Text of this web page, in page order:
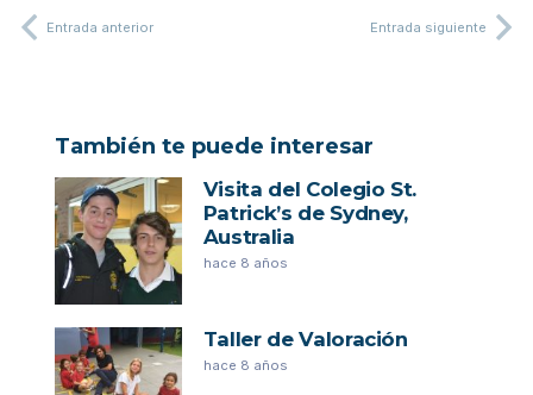
Entrada anterior Entrada siguiente
También te puede interesar
Visita del Colegio St.
Patrick’s de Sydney,
Australia
hace 8 años
Taller de Valoración
hace 8 años